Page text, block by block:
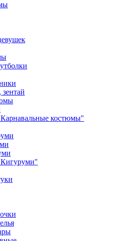
костюмы"